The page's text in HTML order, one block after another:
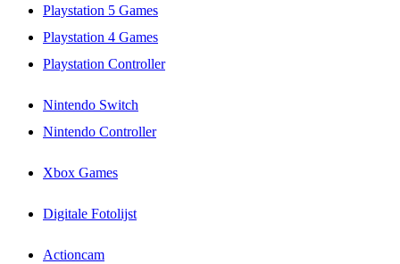
Playstation 5 Games
Playstation 4 Games
Playstation Controller
Nintendo Switch
Nintendo Controller
Xbox Games
Digitale Fotolijst
Actioncam